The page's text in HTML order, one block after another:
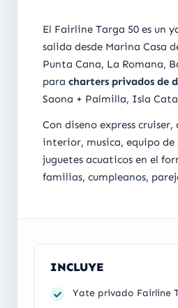
El Fairline Targa 50 es un
salida desde Marina Casa
Punta Cana, La Romana,
para charters privados de
Saona + Palmilla, Isla
Con diseno express
interior, musica, equipo de
juguetes acuaticos en el
familias, cumpleanos,
INCLUYE
Yate privado Fairline